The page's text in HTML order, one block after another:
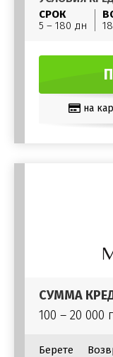
СРОК
5 – 180 дн
на
СУММА
100 – 20 000
Берете